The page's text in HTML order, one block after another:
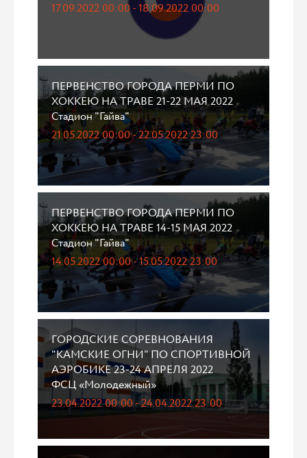
17.09.2022 00:00 - 18.09.2022 00:00
ПЕРВЕНСТВО ГОРОДА ПЕРМИ ПО
ХОККЕЮ НА ТРАВЕ 21-22 МАЯ 2022
Стадион "Гайва"
21.05.2022 00:00 - 22.05.2022 23:00
ПЕРВЕНСТВО ГОРОДА ПЕРМИ ПО
ХОККЕЮ НА ТРАВЕ 14-15 МАЯ 2022
Стадион "Гайва"
14.05.2022 00:00 - 15.05.2022 23:00
ГОРОДСКИЕ СОРЕВНОВАНИЯ
"КАМСКИЕ ОГНИ" ПО СПОРТИВНОЙ
АЭРОБИКЕ 23-24 АПРЕЛЯ 2022
ФСЦ «Молодежный»
23.04.2022 00:00 - 24.04.2022 23:00